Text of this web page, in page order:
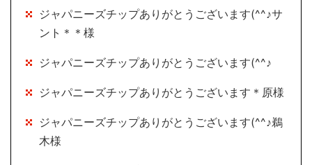
ジャパニーズチップありがとうございます(^^♪サ
ント＊＊様
ジャパニーズチップありがとうございます(^^♪
ジャパニーズチップありがとうございます＊原様
ジャパニーズチップありがとうございます(^^♪鵜
木様